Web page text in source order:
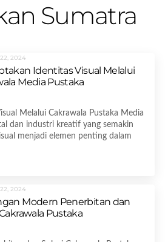
Sumatra
2024
Identitas Visual Melalui
Media Pustaka
Melalui Cakrawala Pustaka Media
dan industri kreatif yang semakin
menjadi elemen penting dalam
2024
Modern Penerbitan dan
Pustaka